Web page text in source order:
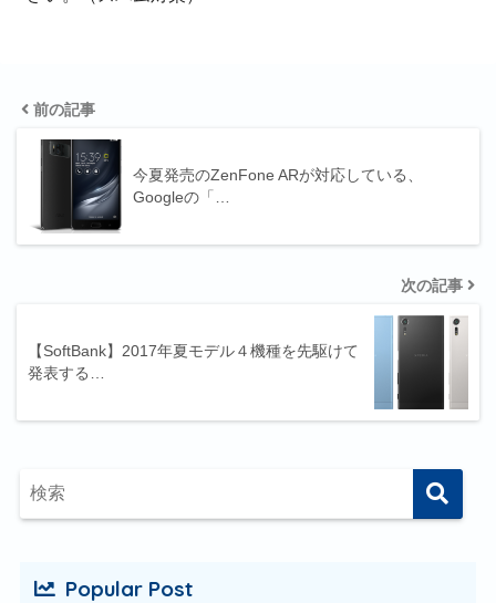
前の記事
今夏発売のZenFone ARが対応している、
Googleの「…
次の記事
【SoftBank】2017年夏モデル４機種を先駆けて
発表する…
Popular Post